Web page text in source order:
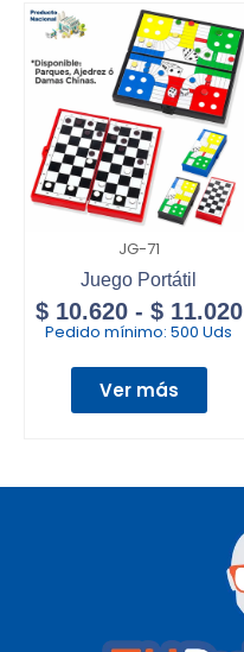
JG-71
Juego Portátil
$10.620 - $11.020
Pedido mínimo: 500 Uds
Ver más